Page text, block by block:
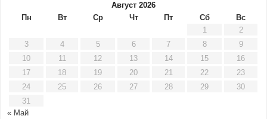
Август 2026
Пн
Вт Ср Чт Пт Сб
Вс
1
2
3
4 5 6 7 8
9
10
11 12 13 14 15
16
17
18 19 20 21 22
23
24
25 26 27 28 29
30
31
« Май